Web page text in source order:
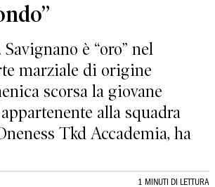
è “oro” nel
marziale di origine
scorsa la giovane
alla squadra
Tkd Accademia, ha
1 MINUTI DI LETTURA